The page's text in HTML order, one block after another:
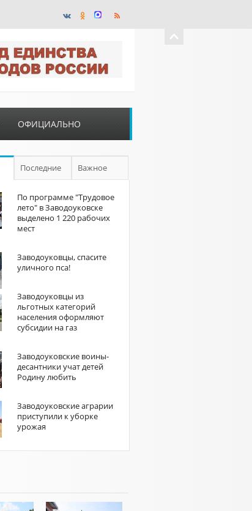
ОФИЦИАЛЬНО
Последние Важное
По программе "Трудовое
лето" в Заводоуковске
выделено 1 220 рабочих
мест
Заводоуковцы, спасите
уличного пса!
Заводоуковцы из
льготных категорий
населения оформляют
субсидии на газ
Заводоуковские воины-
десантники учат детей
Родину любить
Заводоуковские аграрии
приступили к уборке
урожая